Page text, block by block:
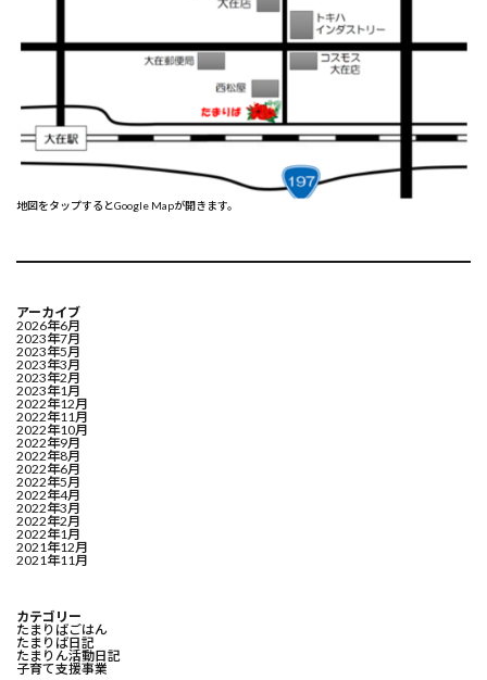
地図をタップするとGoogle Mapが開きます。
アーカイブ
2026年6月
2023年7月
2023年5月
2023年3月
2023年2月
2023年1月
2022年12月
2022年11月
2022年10月
2022年9月
2022年8月
2022年6月
2022年5月
2022年4月
2022年3月
2022年2月
2022年1月
2021年12月
2021年11月
カテゴリー
たまりばごはん
たまりば日記
たまりん活動日記
子育て支援事業